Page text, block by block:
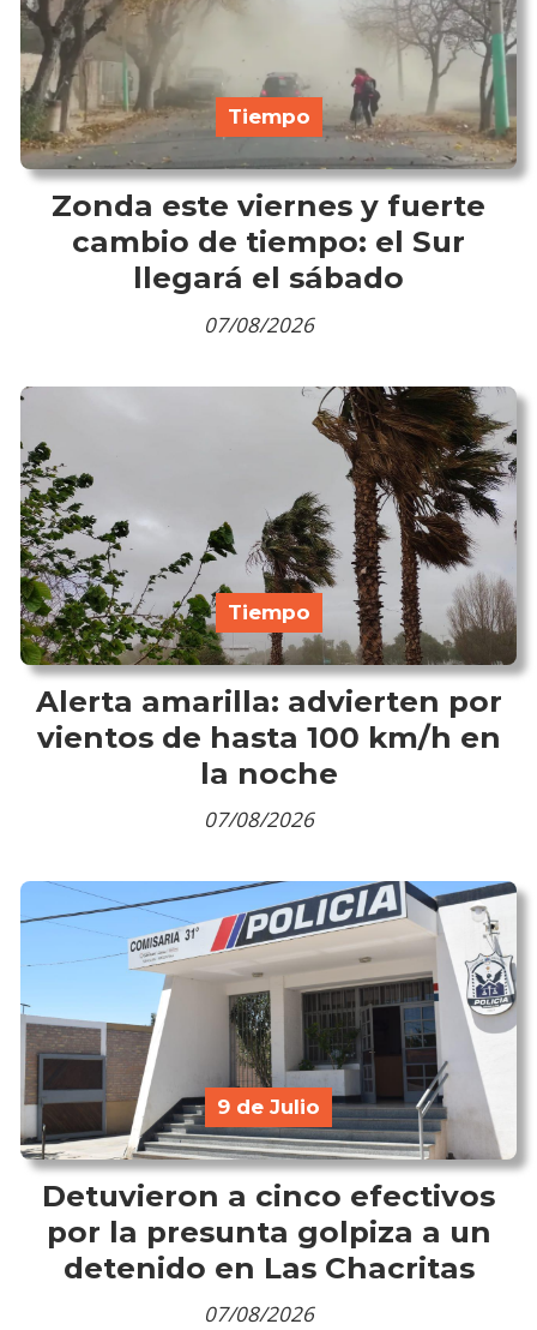
Zonda este viernes y fuerte
cambio de tiempo: el Sur
llegará el sábado
Tiempo
07/08/2026
Alerta amarilla: advierten por
vientos de hasta 100 km/h en
la noche
Tiempo
07/08/2026
Detuvieron a cinco efectivos
por la presunta golpiza a un
detenido en Las Chacritas
9 de Julio
07/08/2026